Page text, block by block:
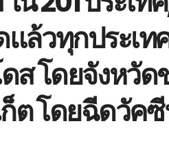
ล้วทุกประเท
ส โดยจังหวั
ต โดยฉีดวัค